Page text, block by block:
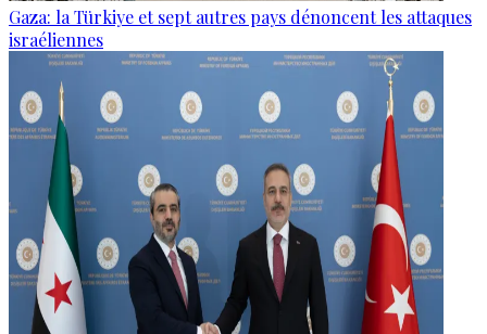
Gaza: la Türkiye et sept autres pays dénoncent les attaques
israéliennes